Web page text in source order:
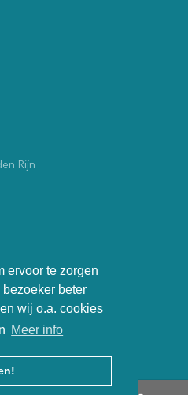
ervoor te zorgen
beter
wij o.a. cookies
Meer info
Rijn